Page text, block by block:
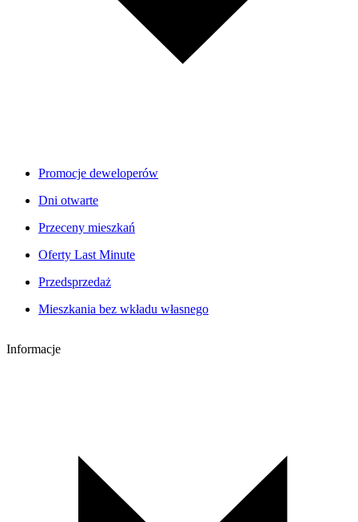
Promocje deweloperów
Dni otwarte
Przeceny mieszkań
Oferty Last Minute
Przedsprzedaż
Mieszkania bez wkładu własnego
Informacje